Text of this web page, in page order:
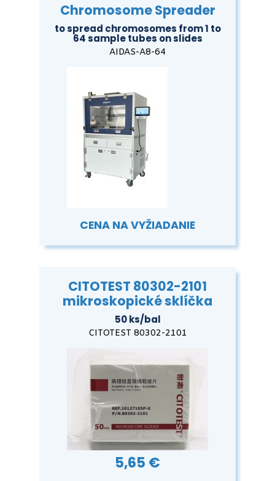
Chromosome Spreader
to spread chromosomes from 1 to
64 sample tubes on slides
AIDAS-A8-64
CENA NA VYŽIADANIE
CITOTEST 80302-2101
mikroskopické sklíčka
50 ks/bal
CITOTEST 80302-2101
5,65 €